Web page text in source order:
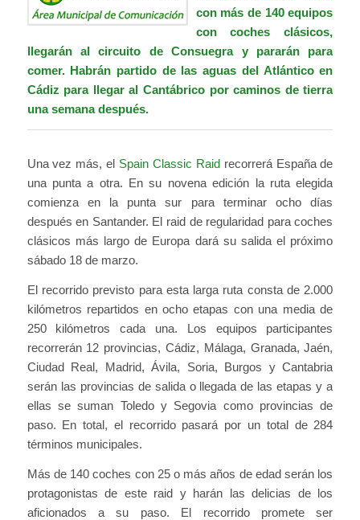
con más de 140 equipos
con coches clásicos,
llegarán al circuito de Consuegra y pararán para
comer. Habrán partido de las aguas del Atlántico en
Cádiz para llegar al Cantábrico por caminos de tierra
una semana después.
Una vez más, el Spain Classic Raidrecorrerá España de
una punta a otra. En su novena edición la ruta elegida
comienza en la punta sur para terminar ocho días
después en Santander. El raid de regularidad para coches
clásicos más largo de Europa dará su salida el próximo
sábado 18 de marzo.
El recorrido previsto para esta larga ruta consta de 2.000
kilómetros repartidos en ocho etapas con una media de
250 kilómetros cada una. Los equipos participantes
recorrerán 12 provincias, Cádiz, Málaga, Granada, Jaén,
Ciudad Real, Madrid, Ávila, Soria, Burgos y Cantabria
serán las provincias de salida o llegada de las etapas y a
ellas se suman Toledo y Segovia como provincias de
paso. En total, el recorrido pasará por un total de 284
términos municipales.
Más de 140 coches con 25 o más años de edad serán los
protagonistas de este raid y harán las delicias de los
aficionados a su paso. El recorrido promete ser